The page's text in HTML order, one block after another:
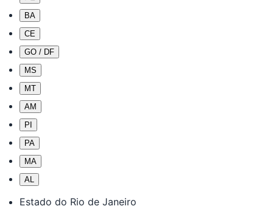
BA
CE
GO / DF
MS
MT
AM
PI
PA
MA
AL
Estado do Rio de Janeiro